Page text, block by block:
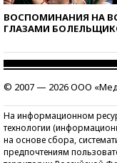
ВОСПОМИНАНИЯ НА
ГЛАЗАМИ
© 2007 — 2026 ООО
На информационном
технологии
на основе сбора,
предпочтениям